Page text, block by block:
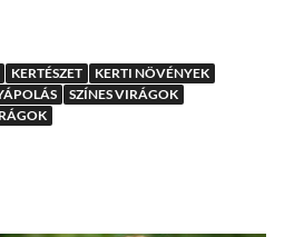
KERTÉSZET
KERTI NÖVÉNYEK
SZÍNES VIRÁGOK